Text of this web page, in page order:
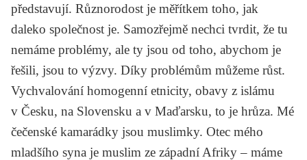
představují. Různorodost je měřítkem toho, jak
daleko společnost je. Samozřejmě nechci tvrdit, že tu
nemáme problémy, ale ty jsou od toho, abychom je
řešili, jsou to výzvy. Díky problémům můžeme růst.
Vychvalování homogenní etnicity, obavy z islámu
v Česku, na Slovensku a v Maďarsku, to je hrůza. Mé
čečenské kamarádky jsou muslimky. Otec mého
mladšího syna je muslim ze západní Afriky – máme